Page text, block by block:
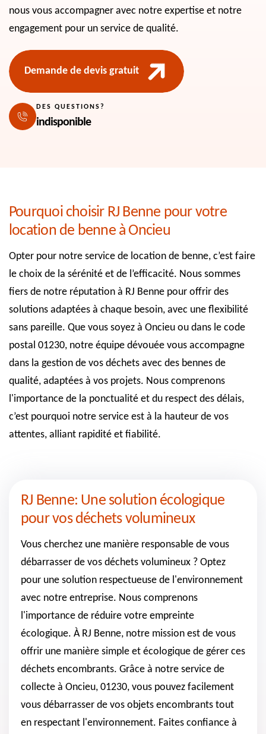
nous vous accompagner avec notre expertise et notre
engagement pour un service de qualité.
Demande de devis gratuit
DES QUESTIONS?
indisponible
Pourquoi choisir RJ Benne pour votre
location de benne à Oncieu
Opter pour notre service de location de benne, c’est faire
le choix de la sérénité et de l’efficacité. Nous sommes
fiers de notre réputation à RJ Benne pour offrir des
solutions adaptées à chaque besoin, avec une flexibilité
sans pareille. Que vous soyez à Oncieu ou dans le code
postal 01230, notre équipe dévouée vous accompagne
dans la gestion de vos déchets avec des bennes de
qualité, adaptées à vos projets. Nous comprenons
l'importance de la ponctualité et du respect des délais,
c’est pourquoi notre service est à la hauteur de vos
attentes, alliant rapidité et fiabilité.
RJ Benne: Une solution écologique
pour vos déchets volumineux
Vous cherchez une manière responsable de vous
débarrasser de vos déchets volumineux ? Optez
pour une solution respectueuse de l'environnement
avec notre entreprise. Nous comprenons
l'importance de réduire votre empreinte
écologique. À RJ Benne, notre mission est de vous
offrir une manière simple et écologique de gérer ces
déchets encombrants. Grâce à notre service de
collecte à Oncieu, 01230, vous pouvez facilement
vous débarrasser de vos objets encombrants tout
en respectant l'environnement. Faites confiance à